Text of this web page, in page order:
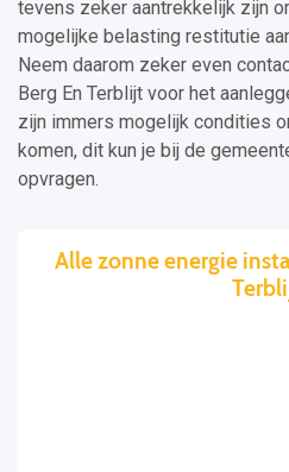
tevens zeker aantrekkelijk zijn
mogelijke belasting restitutie
Neem daarom zeker even
Berg En Terblijt voor het
zijn immers mogelijk condities
komen, dit kun je bij de
opvragen.
Alle zonne energie